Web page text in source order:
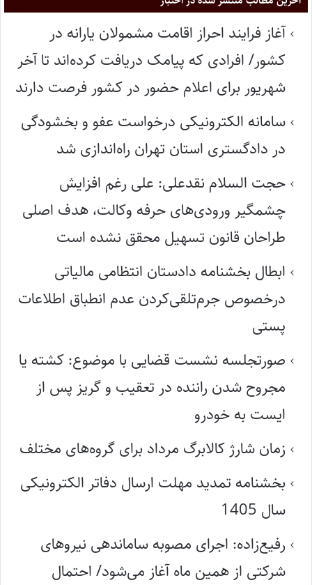
آغاز فرایند احراز اقامت مشمولان یارانه در
کشور/ افرادی که پیامک دریافت کرده‌اند تا آخر
شهریور برای اعلام حضور در کشور فرصت دارند
سامانه الکترونیکی درخواست عفو و بخشودگی
در دادگستری استان تهران راه‌اندازی شد
حجت السلام نقدعلی: علی رغم افزایش
چشمگیر ورودی‌های حرفه وکالت، هدف اصلی
طراحان قانون تسهیل محقق نشده است
ابطال بخشنامه دادستان انتظامی مالیاتی
درخصوص جرم‌تلقی‌کردن عدم انطباق اطلاعات
پستی
صورتجلسه نشست قضایی با موضوع: کشته یا
مجروح شدن راننده در تعقیب و گریز پس از
ایست به خودرو
زمان شارژ کالابرگ مرداد برای گروه‌های مختلف
بخشنامه تمدید مهلت ارسال دفاتر الکترونیکی
سال 1405
رفیع‌زاده: اجرای مصوبه ساماندهی نیروهای
شرکتی از همین ماه آغاز می‌شود/ احتمال